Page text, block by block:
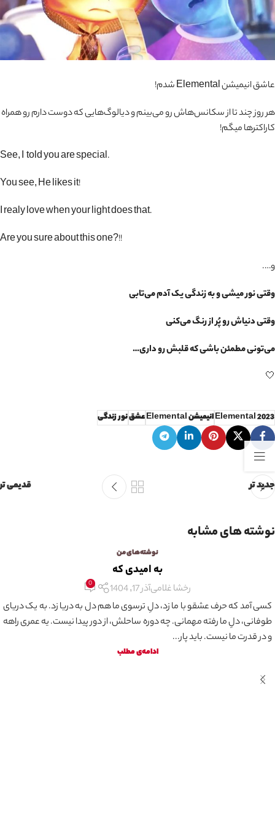
عاشق انیمیشن Elemental شدم!
هر روز چند تا از سکانس‌هاش رو می‌بینم و دیالوگ‌هایی که دوست دارم رو همراه
کاراکترها میگم!
.See, I told you are special
!You see, He likes it
.I realy love when your light does that
!!?Are you sure about this one
و….
وقتی نور میشی و به زندگی یک آدم می‌تابی
وقتی دنیاش رو پُر از رنگ می‌کنی
می‌تونی مطمئن باشی که قلبش رو داری…
🤍
Elemental 2023انیمیشن Elemental عشقنور زندگی
جدید تر قدیمی تر
نوشته های مشابه
نوشته‌های من
به امیدی که
رخشا غلامیآذر 17, 1404 0
کسی آمد که حرف عشقو با ما زد، دلِ ترسوی ما هم دل به دریا زد. به یک دریای
طوفانی، دلِ ما رفته مهمانی. چه دوره ساحلش، از دور پیدا نیست. یه عمری راهه
و در قدرت ما نیست. باید پار...
ادامه‌ی مطلب